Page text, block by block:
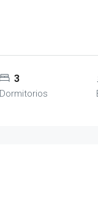
3
Dormitorios